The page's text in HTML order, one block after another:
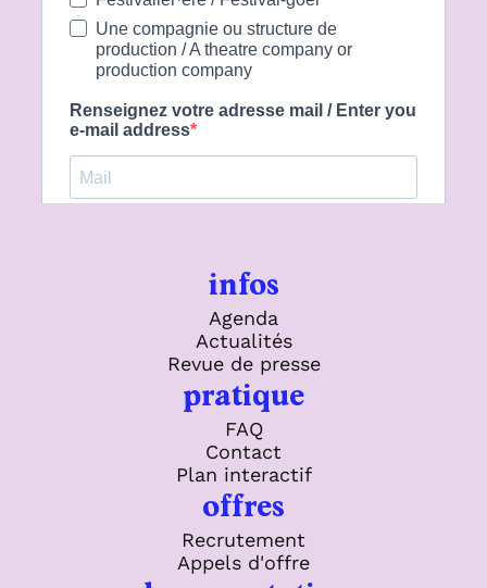
infos
Agenda
Actualités
Revue de presse
pratique
FAQ
Contact
Plan interactif
offres
Recrutement
Appels d'offre